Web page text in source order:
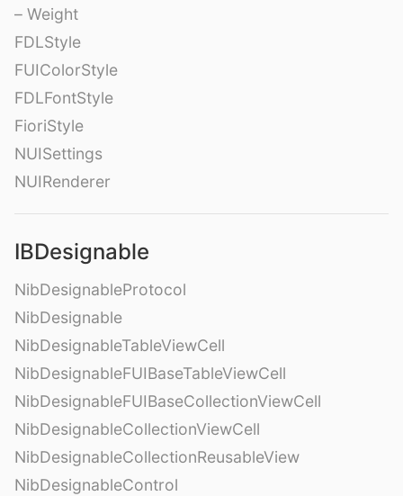
– Weight
FDLStyle
FUIColorStyle
FDLFontStyle
FioriStyle
NUISettings
NUIRenderer
IBDesignable
NibDesignableProtocol
NibDesignable
NibDesignableTableViewCell
NibDesignableFUIBaseTableViewCell
NibDesignableFUIBaseCollectionViewCell
NibDesignableCollectionViewCell
NibDesignableCollectionReusableView
NibDesignableControl